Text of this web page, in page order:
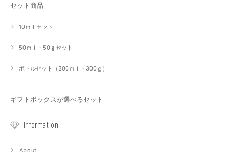
セット商品
10ｍｌセット
50ｍｌ・50ｇセット
ボトルセット（300ｍｌ・300ｇ）
ギフトボックスが選べるセット
Information
About